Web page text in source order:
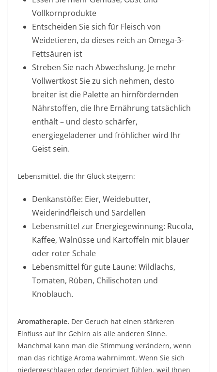
Vollkornprodukte
Entscheiden Sie sich für Fleisch von
Weidetieren, da dieses reich an Omega-3-
Fettsäuren ist
Streben Sie nach Abwechslung. Je mehr
Vollwertkost Sie zu sich nehmen, desto
breiter ist die Palette an hirnfördernden
Nährstoffen, die Ihre Ernährung tatsächlich
enthält – und desto schärfer,
energiegeladener und fröhlicher wird Ihr
Geist sein.
Lebensmittel, die Ihr Glück steigern:
Denkanstöße: Eier, Weidebutter,
Weiderindfleisch und Sardellen
Lebensmittel zur Energiegewinnung: Rucola,
Kaffee, Walnüsse und Kartoffeln mit blauer
oder roter Schale
Lebensmittel für gute Laune: Wildlachs,
Tomaten, Rüben, Chilischoten und
Knoblauch.
Aromatherapie. Der Geruch hat einen stärkeren
Einfluss auf Ihr Gehirn als alle anderen Sinne.
Manchmal kann man die Stimmung verändern, wenn
man das richtige Aroma wahrnimmt. Wenn Sie sich
niedergeschlagen oder deprimiert fühlen, weil Ihnen